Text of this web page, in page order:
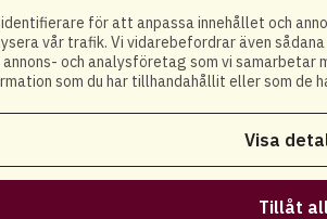
för att anpassa innehållet och
vår trafik. Vi vidarebefordrar även
och analysföretag som vi samarbetar
som du har tillhandahållit eller som de
Visa
Tillåt